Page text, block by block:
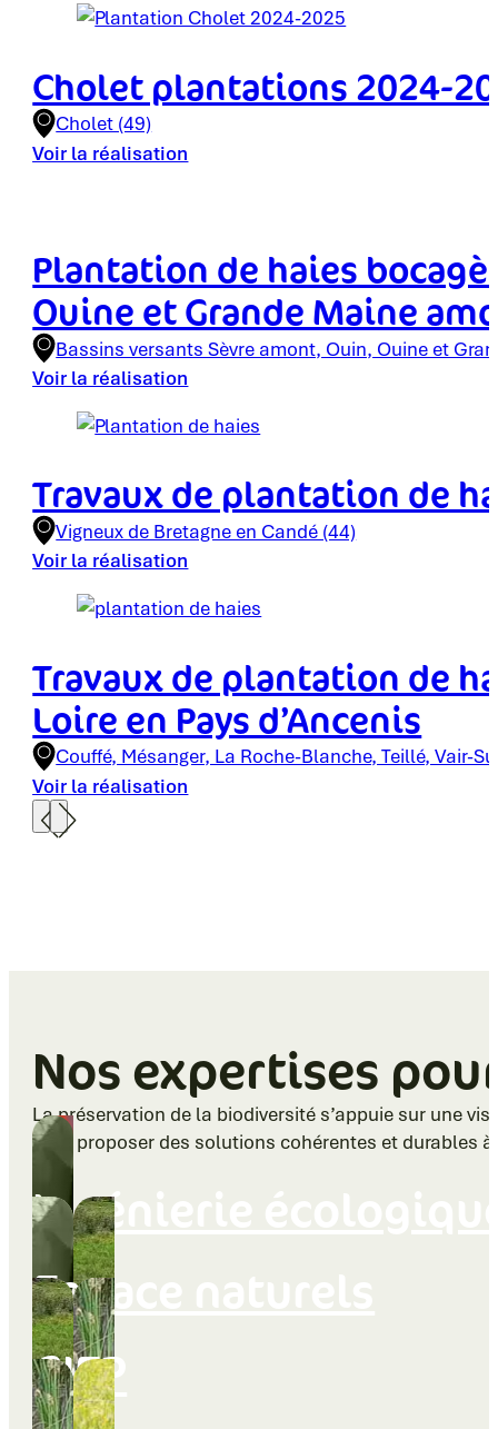
Cholet plantations 2024-
Cholet (49)
Voir la réalisation
Plantation de haies
Ouine et Grande Maine
Bassins versants Sèvre amont, Ouin, Ouine et
Voir la réalisation
Travaux de plantation de
Vigneux de Bretagne en Candé (44)
Voir la réalisation
Travaux de plantation de
Loire en Pays d’Ancenis
Couffé, Mésanger, La Roche-Blanche, Teillé, Vair-
Voir la réalisation
Nos expertises
La préservation de la biodiversité s’appuie sur une
pour proposer des solutions cohérentes et durables
Ingénierie
Espace naturels
GIEP